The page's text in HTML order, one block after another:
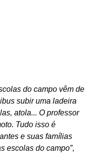
do campo vêm de
subir uma ladeira
atola... O professor
Tudo isso é
e suas famílias
escolas do campo”,